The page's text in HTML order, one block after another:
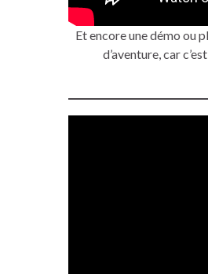
Et encore une démo ou
d’aventure, car